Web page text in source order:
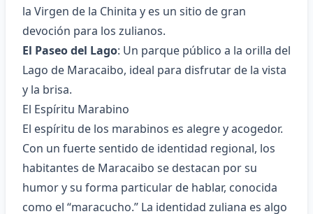
la Virgen de la Chinita y es un sitio de gran
devoción para los zulianos.
El Paseo del Lago: Un parque público a la orilla del
Lago de Maracaibo, ideal para disfrutar de la vista
y la brisa.
El Espíritu Marabino
El espíritu de los marabinos es alegre y acogedor.
Con un fuerte sentido de identidad regional, los
habitantes de Maracaibo se destacan por su
humor y su forma particular de hablar, conocida
como el “maracucho.” La identidad zuliana es algo